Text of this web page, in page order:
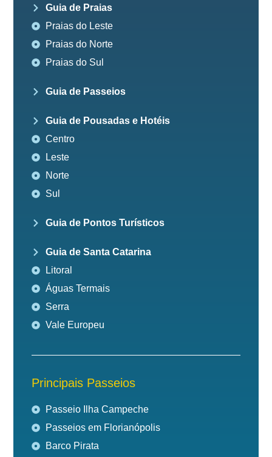
Guia de Praias
Praias do Leste
Praias do Norte
Praias do Sul
Guia de Passeios
Guia de Pousadas e Hotéis
Centro
Leste
Norte
Sul
Guia de Pontos Turísticos
Guia de Santa Catarina
Litoral
Águas Termais
Serra
Vale Europeu
Principais Passeios
Passeio Ilha Campeche
Passeios em Florianópolis
Barco Pirata